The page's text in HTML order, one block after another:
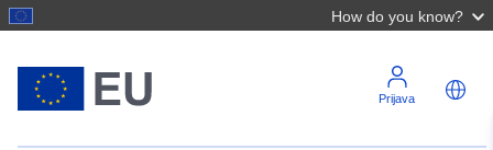
How do you know?
Prijava